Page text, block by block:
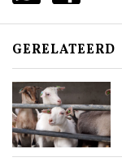
GERELATEERD